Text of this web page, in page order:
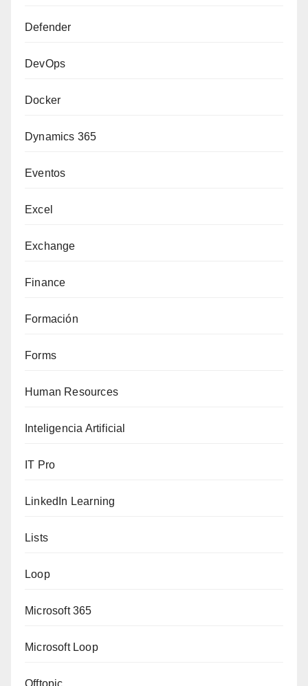
Defender
DevOps
Docker
Dynamics 365
Eventos
Excel
Exchange
Finance
Formación
Forms
Human Resources
Inteligencia Artificial
IT Pro
LinkedIn Learning
Lists
Loop
Microsoft 365
Microsoft Loop